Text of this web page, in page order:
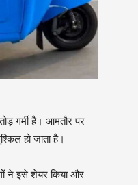
गर्मी है। आमतौर पर
हो जाता है।
ने इसे शेयर किया और